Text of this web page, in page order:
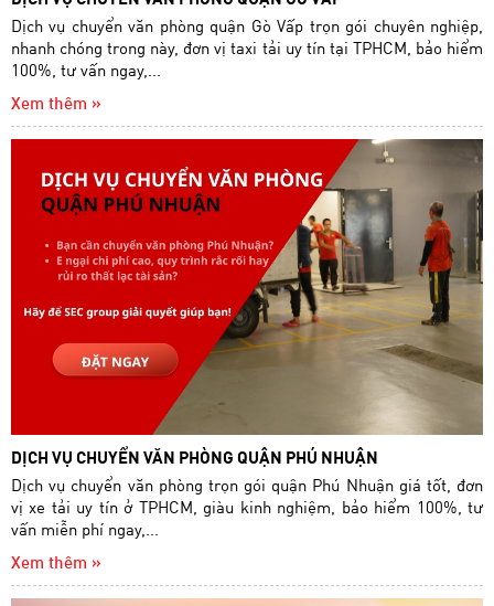
Dịch vụ chuyển văn phòng quận Gò Vấp trọn gói chuyên nghiệp,
nhanh chóng trong này, đơn vị taxi tải uy tín tại TPHCM, bảo hiểm
100%, tư vấn ngay,...
Xem thêm »
DỊCH VỤ CHUYỂN VĂN PHÒNG QUẬN PHÚ NHUẬN
Dịch vụ chuyển văn phòng trọn gói quận Phú Nhuận giá tốt, đơn
vị xe tải uy tín ở TPHCM, giàu kinh nghiệm, bảo hiểm 100%, tư
vấn miễn phí ngay,...
Xem thêm »